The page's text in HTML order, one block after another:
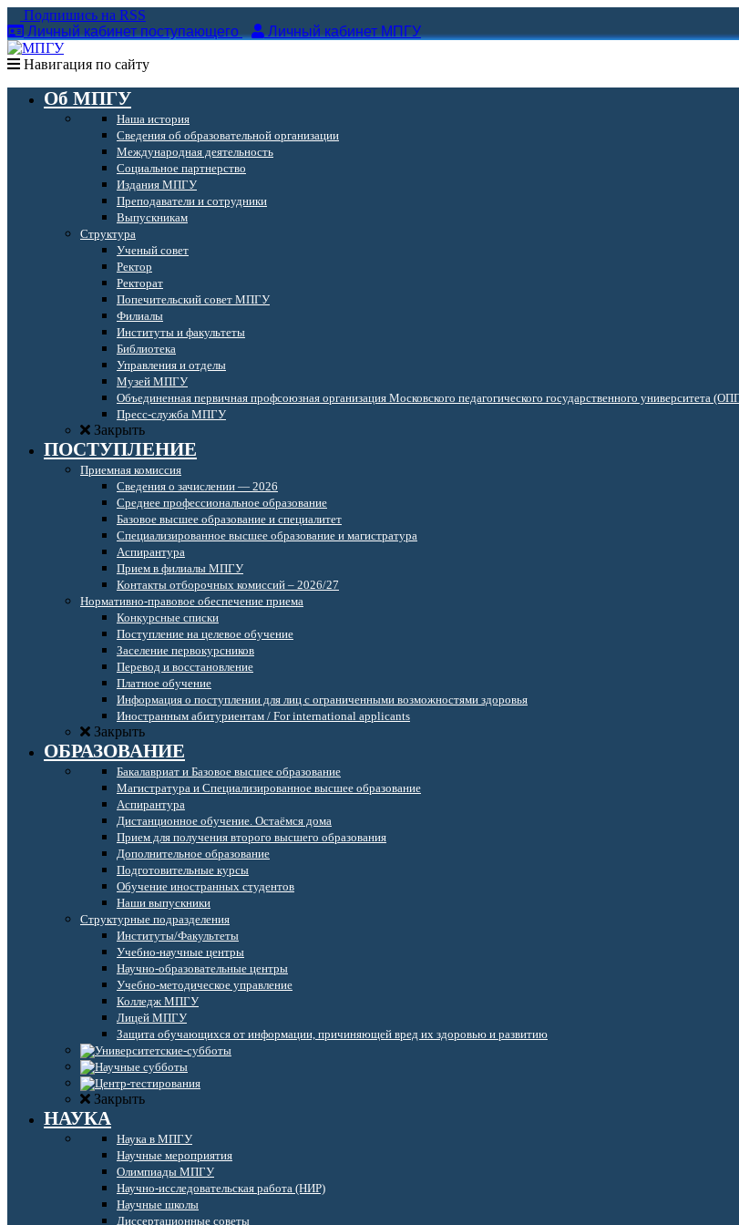
Подпишись на RSS
Личный кабинет поступающего
Личный кабинет МПГУ
Навигация по сайту
Об МПГУ
Наша история
Сведения об образовательной организации
Международная деятельность
Социальное партнерство
Издания МПГУ
Преподаватели и сотрудники
Выпускникам
Структура
Ученый совет
Ректор
Ректорат
Попечительский совет МПГУ
Филиалы
Институты и факультеты
Библиотека
Управления и отделы
Музей МПГУ
Объединенная первичная профсоюзная организация Московского педагогического государственного университета
Пресс-служба МПГУ
Закрыть
ПОСТУПЛЕНИЕ
Приемная комиссия
Сведения о зачислении — 2026
Среднее профессиональное образование
Базовое высшее образование и специалитет
Специализированное высшее образование и магистратура
Аспирантура
Прием в филиалы МПГУ
Контакты отборочных комиссий – 2026/27
Нормативно-правовое обеспечение приема
Конкурсные списки
Поступление на целевое обучение
Заселение первокурсников
Перевод и восстановление
Платное обучение
Информация о поступлении для лиц с ограниченными возможностями здоровья
Иностранным абитуриентам / For international applicants
Закрыть
ОБРАЗОВАНИЕ
Бакалавриат и Базовое высшее образование
Магистратура и Специализированное высшее образование
Аспирантура
Дистанционное обучение. Остаёмся дома
Прием для получения второго высшего образования
Дополнительное образование
Подготовительные курсы
Обучение иностранных студентов
Наши выпускники
Структурные подразделения
Институты/Факультеты
Учебно-научные центры
Научно-образовательные центры
Учебно-методическое управление
Колледж МПГУ
Лицей МПГУ
Защита обучающихся от информации, причиняющей вред их здоровью и развитию
Закрыть
НАУКА
Наука в МПГУ
Научные мероприятия
Олимпиады МПГУ
Научно-исследовательская работа (НИР)
Научные школы
Диссертационные советы